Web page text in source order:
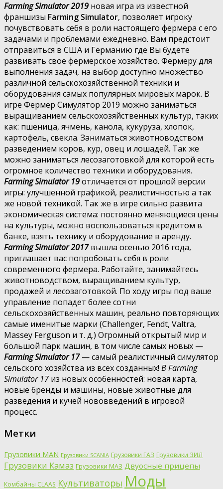
Farming Simulator 2019 новая игра из известной
франшизы Farming Simulator, позволяет игроку
почувствовать себя в роли настоящего фермера с его
задачами и проблемами ежедневно. Вам предстоит
отправиться в США и Германию где Вы будете
развивать свое фермерское хозяйство. Фермеру для
выполнения задач, на выбор доступно множество
различной сельскохозяйственной техники и
оборудования самых популярных мировых марок. В
игре Фермер Симулятор 2019 можно заниматься
выращиванием сельскохозяйственных культур, таких
как: пшеница, ячмень, канола, кукуруза, хлопок,
картофель, свекла. Заниматься животноводством
разведением коров, кур, овец и лошадей. Так же
можно заниматься лесозаготовкой для которой есть
огромное количество техники и оборудования.
Farming Simulator 19отличается от прошлой версии
игры: улучшенной графикой, реалистичностью а так
же новой техникой. Так же в игре сильно развита
экономическая система: постоянно меняющиеся цены
на культуры, можно воспользоваться кредитом в
банке, взять технику и оборудование в аренду.
Farming Simulator 2017вышла осенью 2016 года,
приглашает вас попробовать себя в роли
современного фермера. Работайте, занимайтесь
животноводством, выращиванием культур,
продажей и лесозаготовкой. По ходу игры под ваше
управление попадет более сотни
сельскохозяйственных машин, реально повторяющих
самые именитые марки (Challenger, Fendt, Valtra,
Massey Ferguson и т. д.) Огромный открытый мир и
большой парк машин, в том числе самых новых —
Farming Simulator 17 — самый реалистичный симулятор
сельского хозяйства из всех созданных! В Farming
Simulator 17 из новых особенностей: новая карта,
новые бренды и машины, новые животные для
разведения и кучей нововведений в игровой
процесс.
Метки
Грузовики MAN Грузовики SCANIA Грузовики ГАЗ Грузовики ЗИЛ
Грузовики Камаз Грузовики МАЗ Двуосные прицепы
Комбайны CLAAS Культиваторы Моды